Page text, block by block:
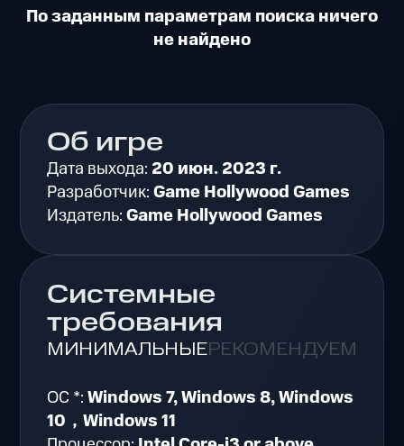
По заданным параметрам поиска ничего
не найдено
Об игре
Дата выхода: 20 июн. 2023 г.
Разработчик:Game Hollywood Games
Издатель:Game Hollywood Games
Системные
требования
МИНИМАЛЬНЫЕРЕКОМЕНДУЕМЫЕ
ОС *:Windows 7, Windows 8, Windows
10，Windows 11